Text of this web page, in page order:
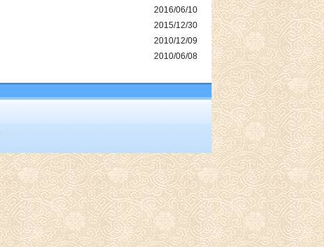
2016/06/10
2015/12/30
2010/12/09
2010/06/08